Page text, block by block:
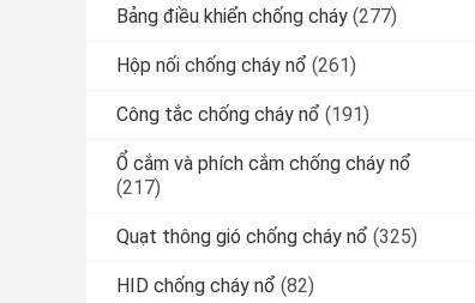
Bảng điều khiển chống cháy (277)
Hộp nối chống cháy nổ (261)
Công tắc chống cháy nổ (191)
Ổ cắm và phích cắm chống cháy nổ
(217)
Quạt thông gió chống cháy nổ (325)
HID chống cháy nổ (82)